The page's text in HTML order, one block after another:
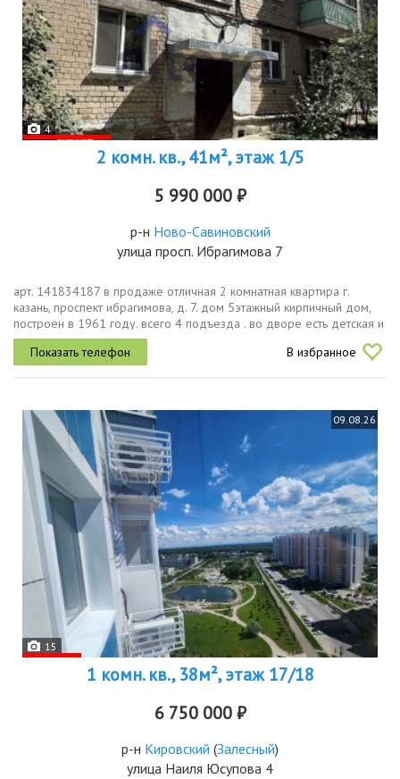
4
2 комн. кв., 41м², этаж 1/5
5 990 000 ₽
р-н Ново-Савиновский
улица просп. Ибрагимова 7
арт. 141834187 в продаже отличная 2 комнатная квартира г.
казань, проспект ибрагимова, д. 7. дом 5этажный кирпичный дом,
построен в 1961 году. всего 4 подъезда . во дворе есть детская и
спортивная площадки. площадь 41,9 кв м квартира требует...
В избранное
09.08.26
15
1 комн. кв., 38м², этаж 17/18
6 750 000 ₽
р-н Кировский (Залесный)
улица Наиля Юсупова 4